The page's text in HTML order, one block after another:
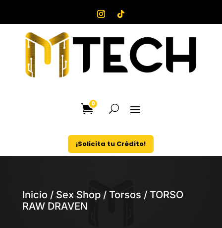
0
¡Solicita tu Crédito!
Inicio/ Sex Shop/ Torsos / TORSO
RAW DRAVEN